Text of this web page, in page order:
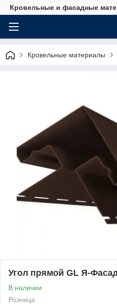
Кровельные и фасадные
Кровельные материалы
Угол прямой GL Я-
В наличии
Розница